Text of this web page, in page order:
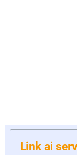
Link ai